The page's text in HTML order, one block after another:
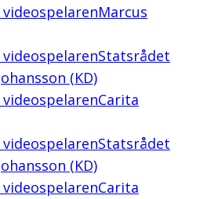
Marcus
Statsrådet
(KD)
videospelarenCarita
Statsrådet
(KD)
Carita